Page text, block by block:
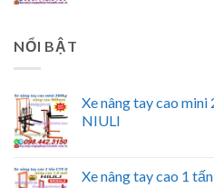
NỔI BẬT
Xe nâng tay cao
NIULI
Xe nâng tay cao 1